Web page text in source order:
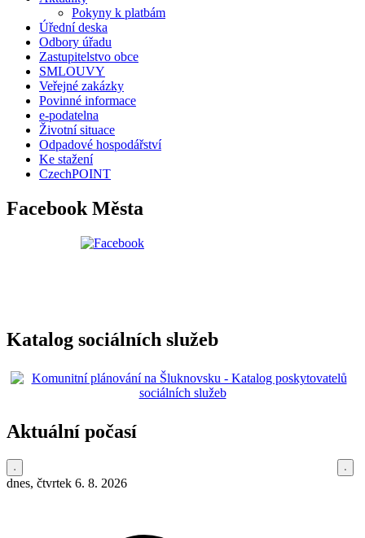
Pokyny k platbám
Úřední deska
Odbory úřadu
Zastupitelstvo obce
SMLOUVY
Veřejné zakázky
Povinné informace
e-podatelna
Životní situace
Odpadové hospodářství
Ke stažení
CzechPOINT
Facebook Města
Katalog sociálních služeb
Aktuální počasí
dnes, čtvrtek 6. 8. 2026